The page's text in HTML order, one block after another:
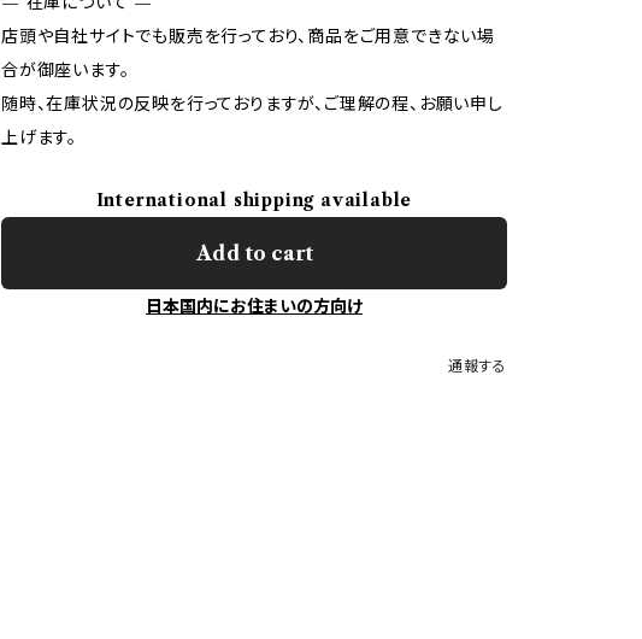
店頭や自社サイトでも販売を行っており、商品をご用意できない場
合が御座います。
随時、在庫状況の反映を行っておりますが、ご理解の程、お願い申し
上げます。
International shipping available
Add to cart
日本国内にお住まいの方向け
通報する